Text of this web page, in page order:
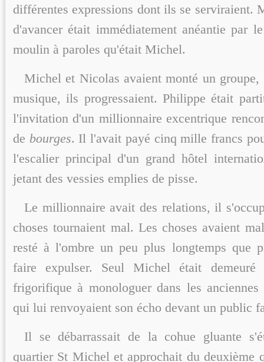
différentes expressions dont ils se serviraient.
d'avancer était immédiatement anéantie par
moulin à paroles qu'était Michel.
Michel et Nicolas avaient monté un groupe,
musique, ils progressaient. Philippe était
l'invitation d'un millionnaire excentrique
de bourges. Il l'avait payé cinq mille francs
l'escalier principal d'un grand hôtel
jetant des vessies emplies de pisse.
Le millionnaire avait des relations, il
choses tournaient mal. Les choses avaient
resté à l'ombre un peu plus longtemps que
faire expulser. Seul Michel était demeuré
frigorifique à monologuer dans les anciennes
qui lui renvoyaient son écho devant un public
Il se débarrassait de la cohue gluante
quartier St Michel et approchait du deuxième